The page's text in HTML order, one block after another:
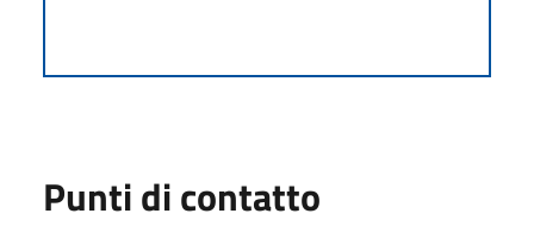
Punti di contatto